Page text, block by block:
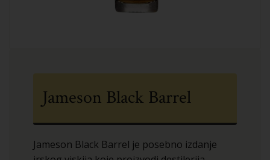
Jameson Black Barrel
Jameson Black Barrel je posebno izdanje